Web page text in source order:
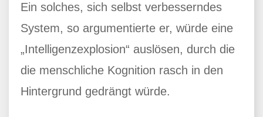
Ein solches, sich selbst verbesserndes
System, so argumentierte er, würde eine
„Intelligenzexplosion“ auslösen, durch die
die menschliche Kognition rasch in den
Hintergrund gedrängt würde.